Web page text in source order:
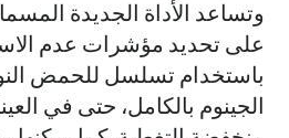
على تحديد مؤشرات عدم
باستخدام تسلسل للحمض
الجينوم بالكامل، حتى في